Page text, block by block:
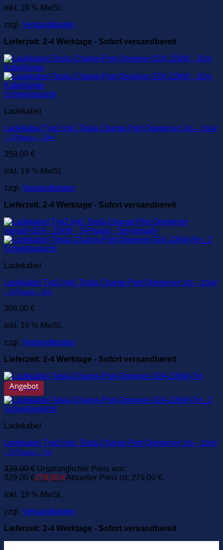
inkl. 19 % MwSt.
zzgl. Versandkosten
Lieferzeit: 2-4 Werktage - Sofort versandbereit
Schnellansicht
Ladekabel
Ladekabel Typ2 inkl. Tesla Charge Port Openener 32A – 22kW
– 3-Phasig – 10m
359,00 €
inkl. 19 % MwSt.
zzgl. Versandkosten
Lieferzeit: 2-4 Werktage - Sofort versandbereit
Schnellansicht
Ladekabel
Ladekabel Typ2 inkl. Tesla Charge Port Openener 32A – 22kW
– 3-Phasig – 5m
309,00 €
inkl. 19 % MwSt.
zzgl. Versandkosten
Lieferzeit: 2-4 Werktage - Sofort versandbereit
Angebot
Schnellansicht
Ladekabel
Ladekabel Typ2 inkl. Tesla Charge Port Openener 32A – 22kW
– 3-Phasig – 7m
329,00€ Ursprünglicher Preis war:
329,00 €279,00 €Aktueller Preis ist: 279,00 €.
inkl. 19 % MwSt.
zzgl. Versandkosten
Lieferzeit: 2-4 Werktage - Sofort versandbereit